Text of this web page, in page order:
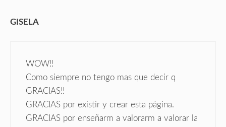
GISELA
WOW!!
Como siempre no tengo mas que decir q
GRACIAS!!
GRACIAS por existir y crear esta página.
GRACIAS por enseñarm a valorarm a valorar la